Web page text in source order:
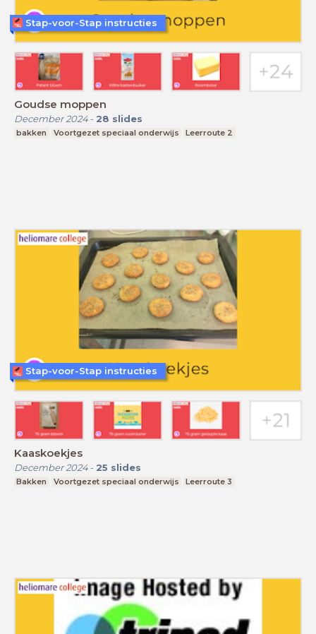
Goudse moppen
December 2024- 28 slides
bakken Voortgezet speciaal onderwijs Leerroute 2
Stap-voor-Stap instructies
Kaaskoekjes
December 2024- 25 slides
Bakken Voortgezet speciaal onderwijs Leerroute 3
Stap-voor-Stap instructies